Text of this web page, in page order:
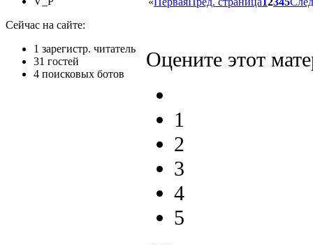
Сейчас на сайте:
1 зарегистр. читатель
31 гостей
4 поисковых ботов
Оцените этот
1
2
3
4
5